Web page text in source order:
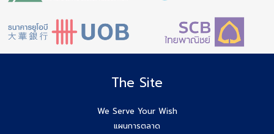
The Site
We Serve Your Wish
แผนการตลาด